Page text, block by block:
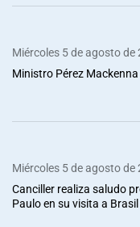
Miércoles 5 de agosto de
Ministro Pérez
Miércoles 5 de agosto de
Canciller realiza saludo
Paulo en su visita a Brasil